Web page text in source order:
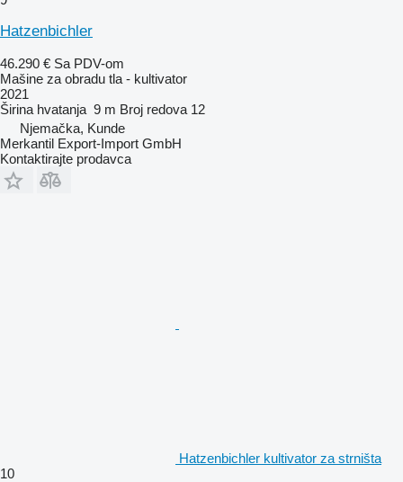
Hatzenbichler
46.290 € Sa PDV-om
Mašine za obradu tla - kultivator
2021
Širina hvatanja 9 m Broj redova 12
Njemačka, Kunde
Merkantil Export-Import GmbH
Kontaktirajte prodavca
Hatzenbichler kultivator za strništa
10